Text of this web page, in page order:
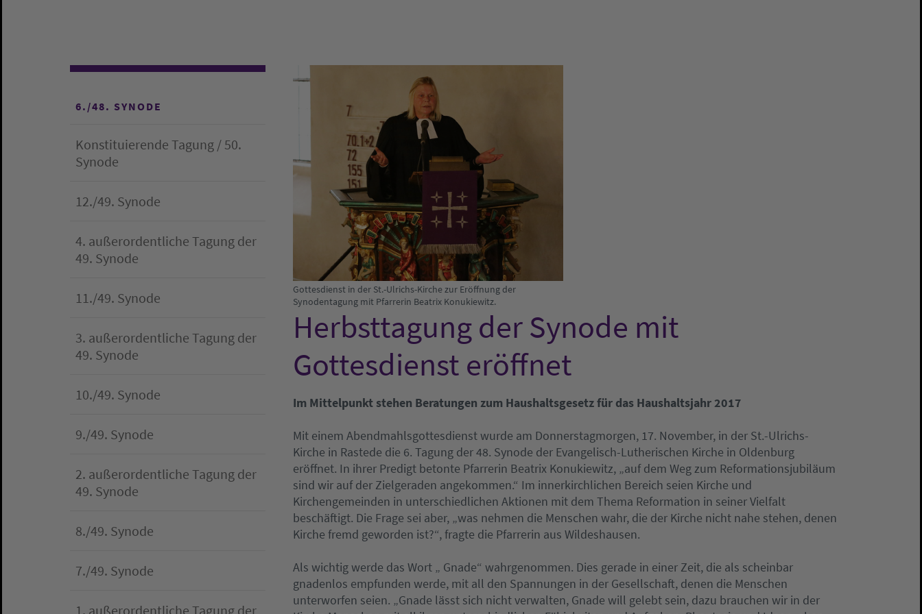
Gottesdienst in der St.-Ulrichs-Kirche zur Eröffnung der
Synodentagung mit Pfarrerin Beatrix Konukiewitz.
Herbsttagung der Synode mit
Gottesdienst eröffnet
Im Mittelpunkt stehen Beratungen zum Haushaltsgesetz für das Haushaltsjahr 2017
Mit einem Abendmahlsgottesdienst wurde am Donnerstagmorgen, 17. November, in der St.-Ulrichs-
Kirche in Rastede die 6. Tagung der 48. Synode der Evangelisch-Lutherischen Kirche in Oldenburg
eröffnet. In ihrer Predigt betonte Pfarrerin Beatrix Konukiewitz, „auf dem Weg zum Reformationsjubiläum
sind wir auf der Zielgeraden angekommen.“ Im innerkirchlichen Bereich seien Kirche und
Kirchengemeinden in unterschiedlichen Aktionen mit dem Thema Reformation in seiner Vielfalt
beschäftigt. Die Frage sei aber, „was nehmen die Menschen wahr, die der Kirche nicht nahe stehen, denen
Kirche fremd geworden ist?“, fragte die Pfarrerin aus Wildeshausen.
Als wichtig werde das Wort „ Gnade“ wahrgenommen. Dies gerade in einer Zeit, die als scheinbar
gnadenlos empfunden werde, mit all den Spannungen in der Gesellschaft, denen die Menschen
unterworfen seien. „Gnade lässt sich nicht verwalten, Gnade will gelebt sein, dazu brauchen wir in der
6./48. SYNODE
Konstituierende Tagung / 50.
Synode
12./49. Synode
4. außerordentliche Tagung der
49. Synode
11./49. Synode
3. außerordentliche Tagung der
49. Synode
10./49. Synode
9./49. Synode
2. außerordentliche Tagung der
49. Synode
8./49. Synode
7./49. Synode
1. außerordentliche Tagung der